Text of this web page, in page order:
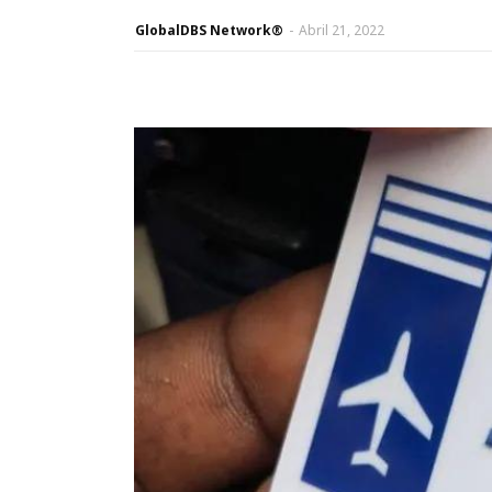
GlobalDBS Network® - Abril 21, 2022